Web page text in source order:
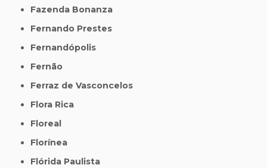
Fazenda Bonanza
Fernando Prestes
Fernandópolis
Fernão
Ferraz de Vasconcelos
Flora Rica
Floreal
Florínea
Flórida Paulista